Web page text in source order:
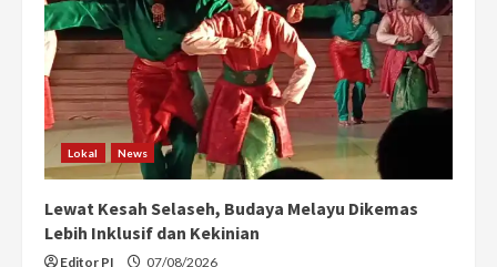
Lokal News
Lewat Kesah Selaseh, Budaya Melayu Dikemas
Lebih Inklusif dan Kekinian
Editor PI 07/08/2026